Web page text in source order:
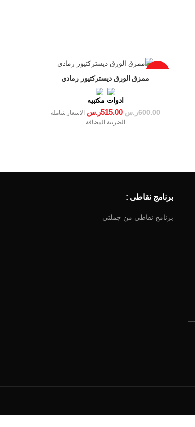
ممزق الورق ديستركتيور رمادي
ادوات مكتبيه
600.00ر.س 515.00ر.س
الاسعار شاملة
الضريبة المضافة
برنامج نقاطى :
برنامج نقاطي من جملتي